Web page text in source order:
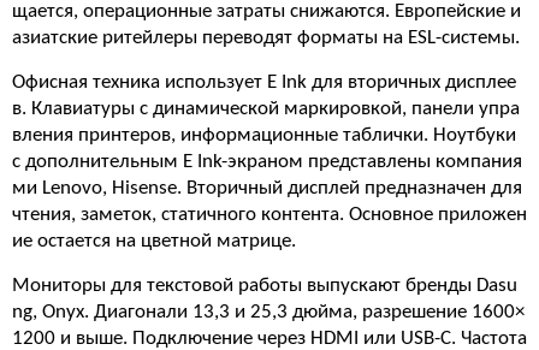
щается, операционные затраты снижаются. Европейские и
азиатские ритейлеры переводят форматы на ESL-системы.
Офисная техника использует E Ink для вторичных дисплее
в. Клавиатуры с динамической маркировкой, панели упра
вления принтеров, информационные таблички. Ноутбуки
с дополнительным E Ink-экраном представлены компания
ми Lenovo, Hisense. Вторичный дисплей предназначен для
чтения, заметок, статичного контента. Основное приложен
ие остается на цветной матрице.
Мониторы для текстовой работы выпускают бренды Dasu
ng, Onyx. Диагонали 13,3 и 25,3 дюйма, разрешение 1600×
1200 и выше. Подключение через HDMI или USB-C. Частота